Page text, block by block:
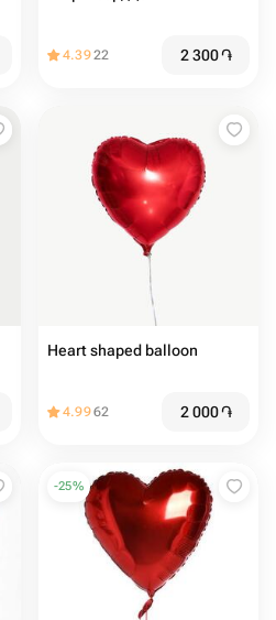
4.3922 2 300֏
Heart shaped balloon
4.9962 2 000֏
-25%